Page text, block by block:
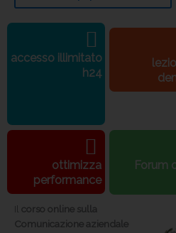
accesso illimitato
h24
ottimizza
performance
Forum
Il corso online sulla
Comunicazione aziendale